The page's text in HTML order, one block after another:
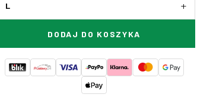
L
DODAJ DO KOSZYKA